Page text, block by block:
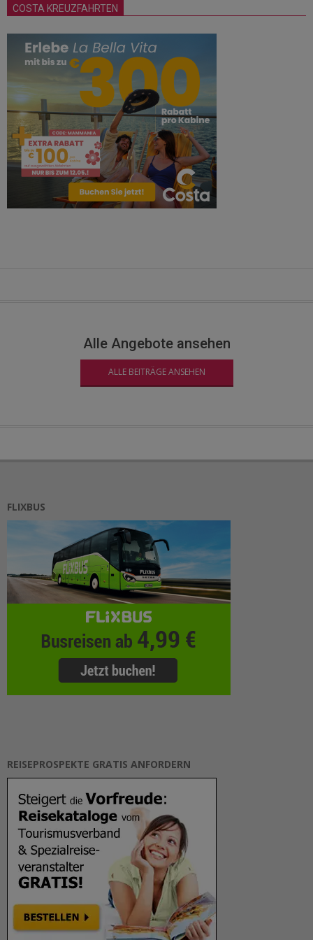
COSTA KREUZFAHRTEN
Alle Angebote ansehen
ALLE BEITRÄGE ANSEHEN
FLIXBUS
REISEPROSPEKTE GRATIS ANFORDERN